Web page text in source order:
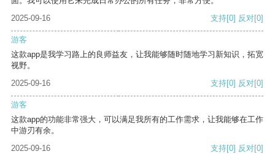
2025-09-16
支持[0] 反对[0]
游客
这款app是我学习路上的良师益友，让我能够随时随地学习新知识，拓宽
视野。
2025-09-16
支持[0] 反对[0]
游客
这款app的功能非常强大，可以满足我所有的工作需求，让我能够在工作
中游刃有余。
2025-09-16
支持[0] 反对[0]